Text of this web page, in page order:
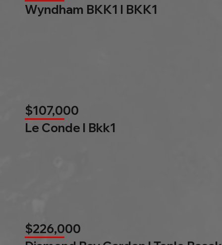
Wyndham BKK1 l BKK1
$107,000
Le Conde l Bkk1
$226,000